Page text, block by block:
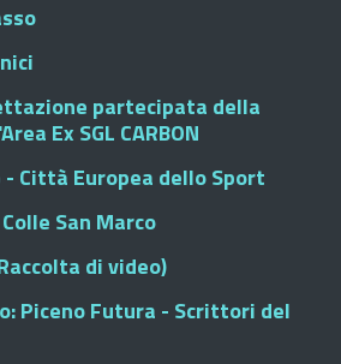
partecipata della
Ex SGL CARBON
- Città Europea dello Sport
San Marco
di video)
Piceno Futura - Scrittori del